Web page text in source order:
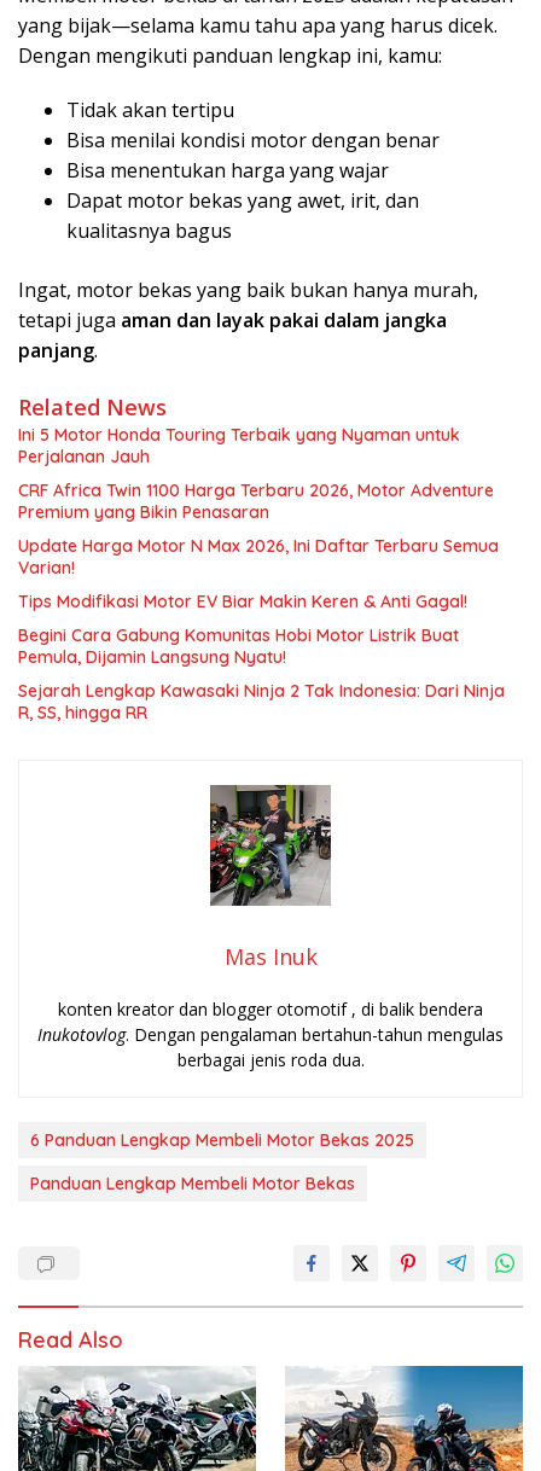
yang bijak—selama kamu tahu apa yang harus dicek.
Dengan mengikuti panduan lengkap ini, kamu:
Tidak akan tertipu
Bisa menilai kondisi motor dengan benar
Bisa menentukan harga yang wajar
Dapat motor bekas yang awet, irit, dan
kualitasnya bagus
Ingat, motor bekas yang baik bukan hanya murah,
tetapi juga aman dan layak pakai dalam jangka
panjang.
Related News
Ini 5 Motor Honda Touring Terbaik yang Nyaman untuk
Perjalanan Jauh
CRF Africa Twin 1100 Harga Terbaru 2026, Motor Adventure
Premium yang Bikin Penasaran
Update Harga Motor N Max 2026, Ini Daftar Terbaru Semua
Varian!
Tips Modifikasi Motor EV Biar Makin Keren & Anti Gagal!
Begini Cara Gabung Komunitas Hobi Motor Listrik Buat
Pemula, Dijamin Langsung Nyatu!
Sejarah Lengkap Kawasaki Ninja 2 Tak Indonesia: Dari Ninja
R, SS, hingga RR
Mas Inuk
konten kreator dan blogger otomotif , di balik bendera
Inukotovlog. Dengan pengalaman bertahun-tahun mengulas
berbagai jenis roda dua.
6 Panduan Lengkap Membeli Motor Bekas 2025
Panduan Lengkap Membeli Motor Bekas
Read Also